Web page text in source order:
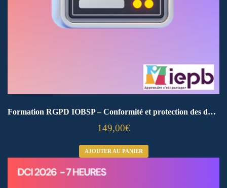
Formation RGPD IOBSP – Conformité et protection des données
149,00€
AJOUTER AU PANIER